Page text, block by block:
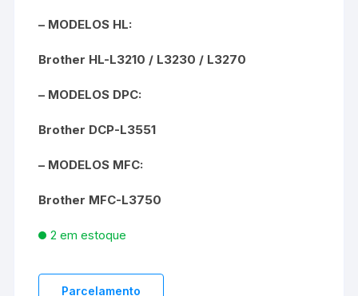
– MODELOS HL:
Brother HL-L3210 / L3230 / L3270
– MODELOS DPC:
Brother DCP-L3551
– MODELOS MFC:
Brother MFC-L3750
2 em estoque
Parcelamento